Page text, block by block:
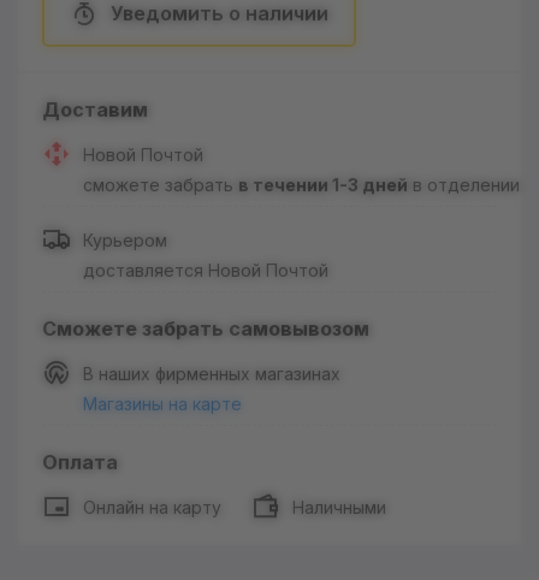
Уведомить о наличии
Доставим
Новой Почтой
сможете забрать в течении 1-3 дней в отделении
Курьером
доставляется Новой Почтой
Сможете забрать самовывозом
В наших фирменных магазинах
Магазины на карте
Оплата
Онлайн на карту Наличными